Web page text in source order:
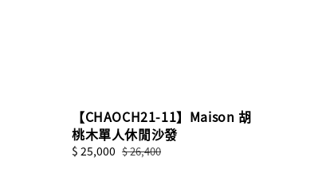
【CHAOCH21-11】Maison 胡
桃木單人休閒沙發
Sale
$ 25,000 Regular
$ 26,400